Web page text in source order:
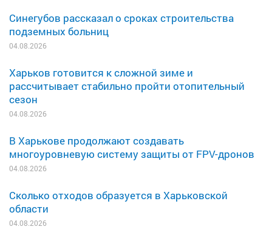
Синегубов рассказал о сроках строительства
подземных больниц
04.08.2026
Харьков готовится к сложной зиме и
рассчитывает стабильно пройти отопительный
сезон
04.08.2026
В Харькове продолжают создавать
многоуровневую систему защиты от FPV-дронов
04.08.2026
Сколько отходов образуется в Харьковской
области
04.08.2026